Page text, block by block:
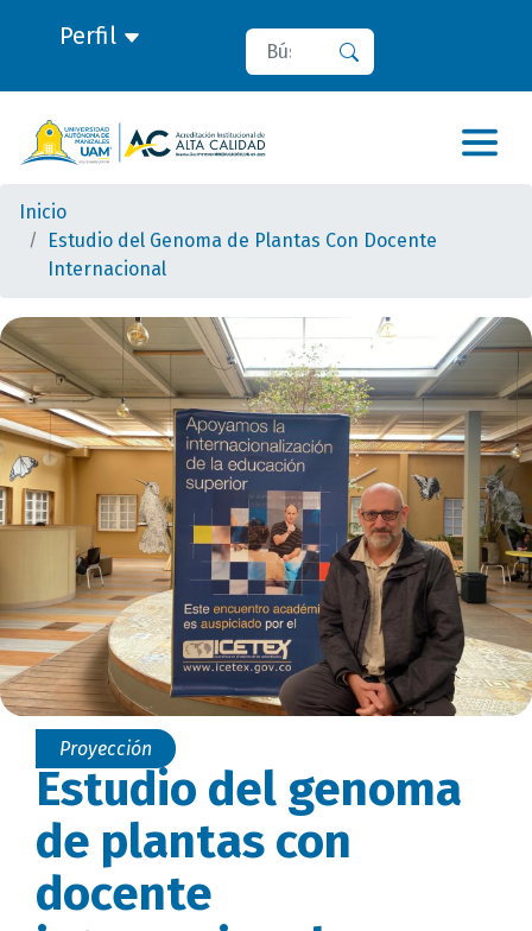
Perfil Buscar
Inicio
Estudio del Genoma de Plantas Con Docente
Internacional
Proyección
Estudio del genoma
de plantas con
docente